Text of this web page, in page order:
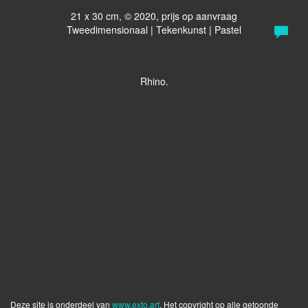
21 x 30 cm, © 2020, prijs op aanvraag
Tweedimensionaal | Tekenkunst | Pastel
Rhino.
Deze site is onderdeel van www.exto.art. Het copyright op alle getoonde